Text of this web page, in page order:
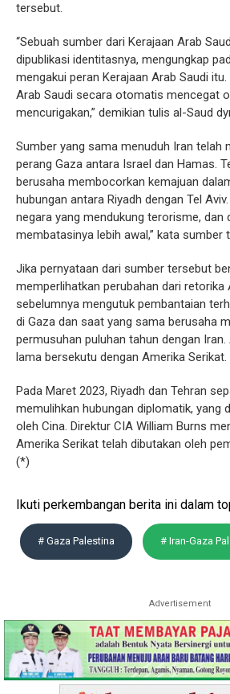
tersebut.
“Sebuah sumber dari Kerajaan Arab
dipublikasi identitasnya, mengungkap
mengakui peran Kerajaan Arab Saudi
Arab Saudi secara otomatis mencegat
mencurigakan,” demikian tulis al-Saud
Sumber yang sama menuduh Iran telah
perang Gaza antara Israel dan Hamas.
berusaha membocorkan kemajuan
hubungan antara Riyadh dengan Tel
negara yang mendukung terorisme, dan
membatasinya lebih awal,” kata sumber
Jika pernyataan dari sumber tersebut
memperlihatkan perubahan dari retorika
sebelumnya mengutuk pembantaian
di Gaza dan saat yang sama berusaha
permusuhan puluhan tahun dengan Iran.
lama bersekutu dengan Amerika Serikat.
Pada Maret 2023, Riyadh dan Tehran
memulihkan hubungan diplomatik, yang
oleh Cina. Direktur CIA William Burns
Amerika Serikat telah dibutakan oleh
(*)
Ikuti perkembangan berita ini dalam
# Gaza Palestina # Iran-Gaza
Advertisement